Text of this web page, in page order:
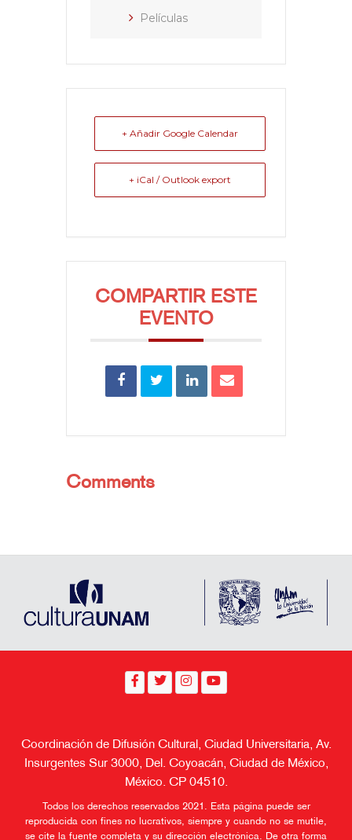
Películas
+ Añadir Google Calendar
+ iCal / Outlook export
COMPARTIR ESTE
EVENTO
Comments
Coordinación de Difusión Cultural, Ciudad Universitaria, Av.
Insurgentes Sur 3000, Del. Coyoacán, Ciudad de México,
México. CP 04510.
Todos los derechos reservados 2021. Esta página puede ser
reproducida con fines no lucrativos, siempre y cuando no se mutile,
se cite la fuente completa y su dirección electrónica. De otra forma